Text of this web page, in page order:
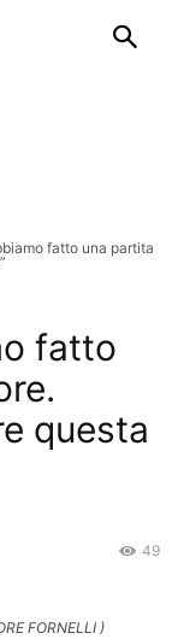
fatto una partita
fatto
questa
49
FORNELLI )